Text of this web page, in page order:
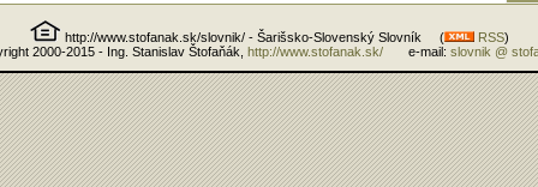
http://www.stofanak.sk/slovnik/ - Šarišsko-Slovenský Slovník ( RSS)
2000-2015 - Ing. Stanislav Štofaňák,
http://www.stofanak.sk/e-mail: slovnik @